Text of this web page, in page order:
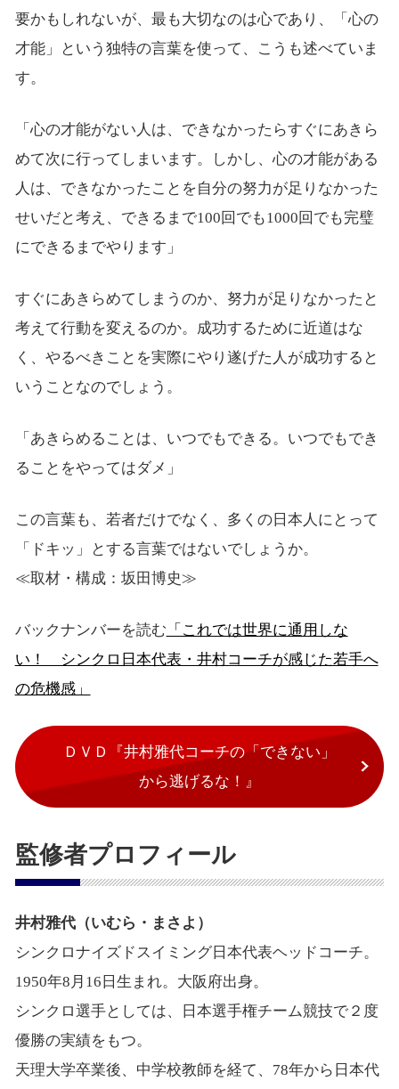
要かもしれないが、最も大切なのは心であり、「心の
才能」という独特の言葉を使って、こうも述べていま
す。
「心の才能がない人は、できなかったらすぐにあきら
めて次に行ってしまいます。しかし、心の才能がある
人は、できなかったことを自分の努力が足りなかった
せいだと考え、できるまで100回でも1000回でも完璧
にできるまでやります」
すぐにあきらめてしまうのか、努力が足りなかったと
考えて行動を変えるのか。成功するために近道はな
く、やるべきことを実際にやり遂げた人が成功すると
いうことなのでしょう。
「あきらめることは、いつでもできる。いつでもでき
ることをやってはダメ」
この言葉も、若者だけでなく、多くの日本人にとって
「ドキッ」とする言葉ではないでしょうか。
≪取材・構成：坂田博史≫
バックナンバーを読む 「これでは世界に通用しな
い！ シンクロ日本代表・井村コーチが感じた若手へ
の危機感」
ＤＶＤ『井村雅代コーチの「できない」
から逃げるな！』
監修者プロフィール
井村雅代（いむら・まさよ）
シンクロナイズドスイミング日本代表ヘッドコーチ。
1950年8月16日生まれ。大阪府出身。
シンクロ選手としては、日本選手権チーム競技で２度
優勝の実績をもつ。
天理大学卒業後、中学校教師を経て、78年から日本代